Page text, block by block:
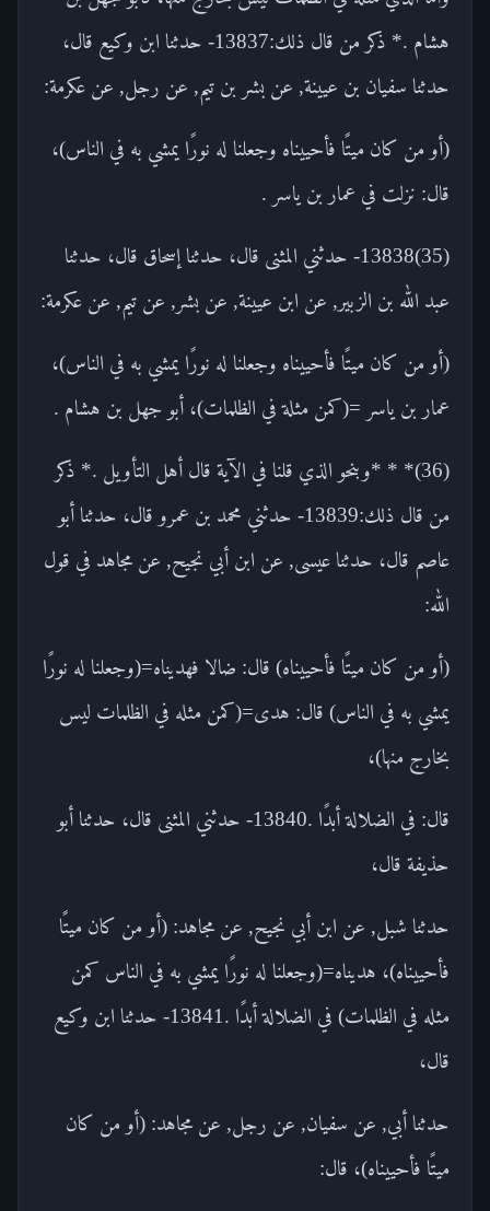
هشام .* ذكر من قال ذلك:13837- حدثنا ابن وكيع قال،
حدثنا سفيان بن عيينة, عن بشر بن تيم, عن رجل, عن عكرمة:
(أو من كان ميتًا فأحييناه وجعلنا له نورًا يمشي به في الناس)،
قال: نزلت في عمار بن ياسر .
(35)13838- حدثني المثنى قال، حدثنا إسحاق قال، حدثنا
عبد الله بن الزبير, عن ابن عيينة, عن بشر, عن تيم, عن عكرمة:
(أو من كان ميتًا فأحييناه وجعلنا له نورًا يمشي به في الناس)،
عمار بن ياسر =(كمن مثلة في الظلمات)، أبو جهل بن هشام .
(36)* * *وبنحو الذي قلنا في الآية قال أهل التأويل .* ذكر
من قال ذلك:13839- حدثني محمد بن عمرو قال، حدثنا أبو
عاصم قال، حدثنا عيسى, عن ابن أبي نجيح, عن مجاهد في قول
الله:
(أو من كان ميتًا فأحييناه) قال: ضالا فهديناه=(وجعلنا له نورًا
يمشي به في الناس) قال: هدى=(كمن مثله في الظلمات ليس
بخارج منها)،
قال: في الضلالة أبدًا .13840- حدثني المثنى قال، حدثنا أبو
حذيفة قال،
حدثنا شبل, عن ابن أبي نجيح, عن مجاهد: (أو من كان ميتًا
فأحييناه)، هديناه=(وجعلنا له نورًا يمشي به في الناس كمن
مثله في الظلمات) في الضلالة أبدًا .13841- حدثنا ابن وكيع
قال،
حدثنا أبي, عن سفيان, عن رجل, عن مجاهد: (أو من كان
ميتًا فأحييناه)، قال: